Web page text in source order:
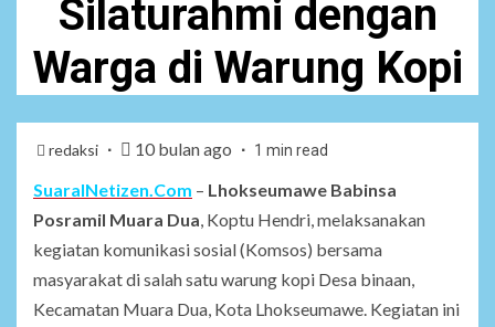
Silaturahmi dengan
Warga di Warung Kopi
redaksi 10 bulan ago 1 min read
SuaraINetizen.Com – Lhokseumawe Babinsa
Posramil Muara Dua, Koptu Hendri, melaksanakan
kegiatan komunikasi sosial (Komsos) bersama
masyarakat di salah satu warung kopi Desa binaan,
Kecamatan Muara Dua, Kota Lhokseumawe. Kegiatan ini